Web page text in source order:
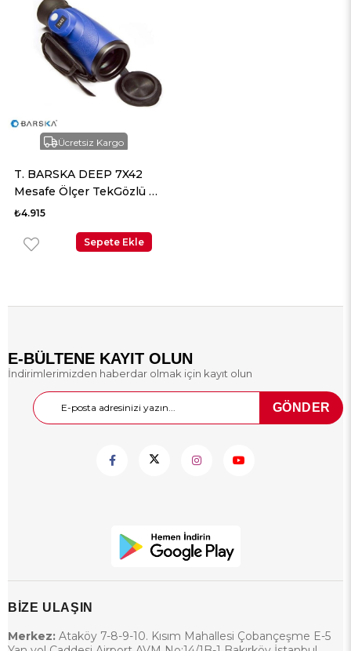
Ücretsiz Kargo
T. BARSKA DEEP 7X42
Mesafe Ölçer TekGözlü El
Dürbünü
₺4.915
Sepete Ekle
E-BÜLTENE KAYIT OLUN
İndirimlerimizden haberdar olmak için kayıt olun
GÖNDER
BİZE ULAŞIN
Merkez: Ataköy 7-8-9-10. Kısım Mahallesi Çobançeşme E-5